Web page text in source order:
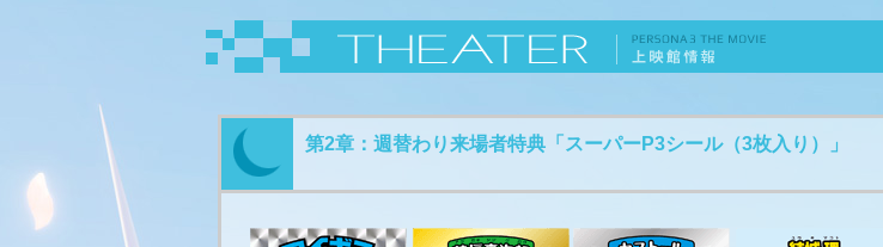
第2章：週替わり来場者特典「スーパーP3シール（3枚入り）」